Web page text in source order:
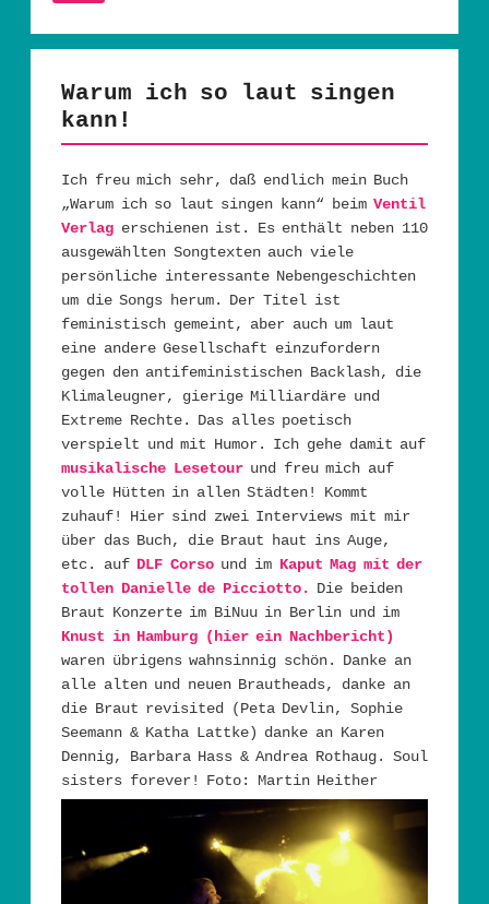
Warum ich so laut singen
kann!
Ich freu mich sehr, daß endlich mein Buch
„Warum ich so laut singen kann“ beimVentil
Verlag erschienen ist. Es enthält neben 110
ausgewählten Songtexten auch viele
persönliche interessante Nebengeschichten
um die Songs herum. Der Titel ist
feministisch gemeint, aber auch um laut
eine andere Gesellschaft einzufordern
gegen den antifeministischen Backlash, die
Klimaleugner, gierige Milliardäre und
Extreme Rechte. Das alles poetisch
verspielt und mit Humor. Ich gehe damit auf
musikalische Lesetourund freu mich auf
volle Hütten in allen Städten! Kommt
zuhauf! Hier sind zwei Interviews mit mir
über das Buch, die Braut haut ins Auge,
etc. auf DLF Corsound im Kaput Mag mit der
tollen Danielle de Picciotto. Die beiden
Braut Konzerte im BiNuu in Berlin und im
Knust in Hamburg (hier ein Nachbericht)
waren übrigens wahnsinnig schön. Danke an
alle alten und neuen Brautheads, danke an
die Braut revisited (Peta Devlin, Sophie
Seemann & Katha Lattke) danke an Karen
Dennig, Barbara Hass & Andrea Rothaug. Soul
sisters forever! Foto: Martin Heither